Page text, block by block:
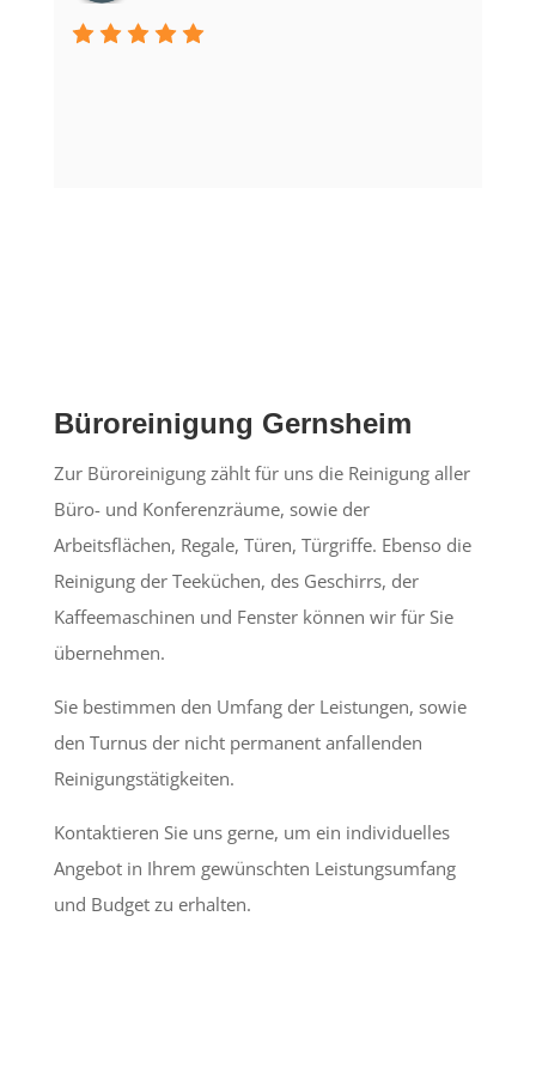
Büroreinigung Gernsheim
Zur Büroreinigung zählt für uns die Reinigung aller
Büro- und Konferenzräume, sowie der
Arbeitsflächen, Regale, Türen, Türgriffe. Ebenso die
Reinigung der Teeküchen, des Geschirrs, der
Kaffeemaschinen und Fenster können wir für Sie
übernehmen.
Sie bestimmen den Umfang der Leistungen, sowie
den Turnus der nicht permanent anfallenden
Reinigungstätigkeiten.
Kontaktieren Sie uns gerne, um ein individuelles
Angebot in Ihrem gewünschten Leistungsumfang
und Budget zu erhalten.